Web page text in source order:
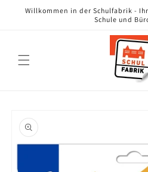
zum
Willkommen in der Schulfabrik -
Schule und